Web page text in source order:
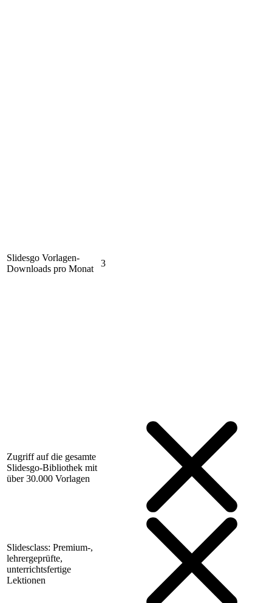
Slidesgo Vorlagen-
Downloads pro Monat
3
Zugriff auf die gesamte
Slidesgo-Bibliothek mit
über 30.000 Vorlagen
Slidesclass: Premium-,
lehrergeprüfte,
unterrichtsfertige
Lektionen